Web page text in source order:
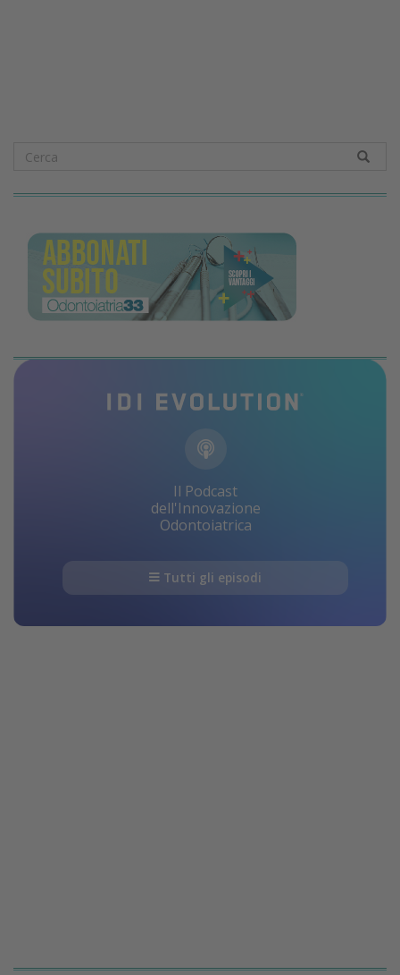
Il Podcast
dell'Innovazione
Odontoiatrica
Tutti gli episodi